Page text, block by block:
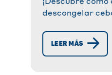
¡Descubre
descongelar
antidesperdicio
conservarlas
LEER MÁS